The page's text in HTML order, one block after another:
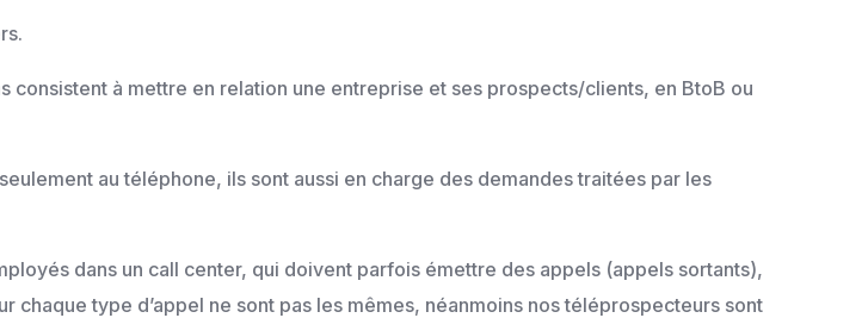
consistent à mettre en relation une entreprise et ses prospects/clients, en BtoB ou
au téléphone, ils sont aussi en charge des demandes traitées par les
dans un call center, qui doivent parfois émettre des appels (appels sortants),
type d’appel ne sont pas les mêmes, néanmoins nos téléprospecteurs sont